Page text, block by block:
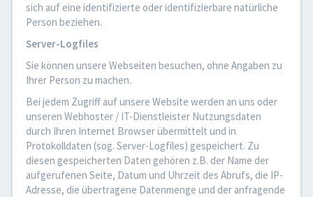
sich auf eine identifizierte oder identifizierbare natürliche
Person beziehen.
Server-Logfiles
Sie können unsere Webseiten besuchen, ohne Angaben zu
Ihrer Person zu machen.
Bei jedem Zugriff auf unsere Website werden an uns oder
unseren Webhoster / IT-Dienstleister Nutzungsdaten
durch Ihren Internet Browser übermittelt und in
Protokolldaten (sog. Server-Logfiles) gespeichert. Zu
diesen gespeicherten Daten gehören z.B. der Name der
aufgerufenen Seite, Datum und Uhrzeit des Abrufs, die IP-
Adresse, die übertragene Datenmenge und der anfragende